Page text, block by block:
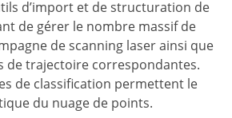
d’import et de structuration de
de gérer le nombre massif de
de scanning laser ainsi que
de trajectoire correspondantes.
de classification permettent le
du nuage de points.